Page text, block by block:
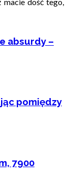
absurdy –
pomiędzy
7900